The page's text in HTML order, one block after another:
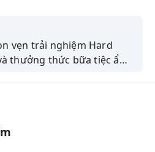
vẹn trải nghiệm Hard
thưởng thức bữa tiệc ẩm
nhạc Rock và không